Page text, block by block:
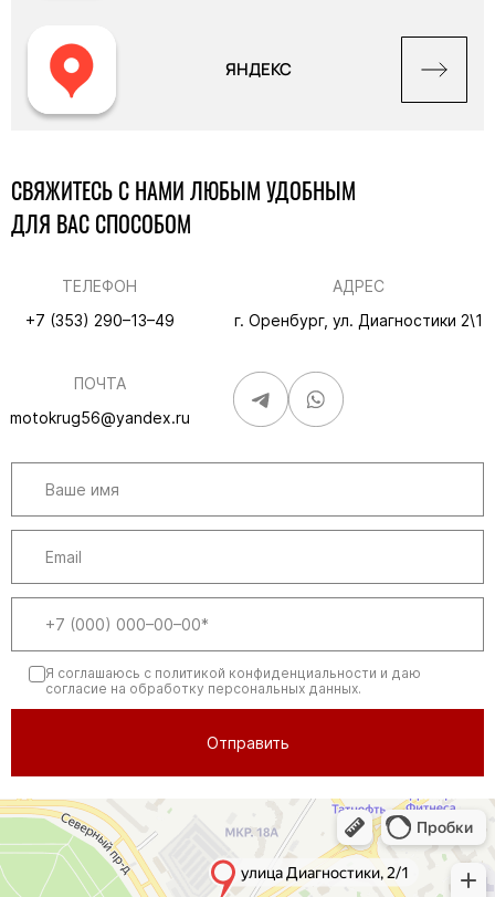
ЯНДЕКС
СВЯЖИТЕСЬ С НАМИ ЛЮБЫМ УДОБНЫМ
ДЛЯ ВАС СПОСОБОМ
ТЕЛЕФОН
+7 (353) 290–13–49
АДРЕС
г. Оренбург, ул. Диагностики 2\1
ПОЧТА
motokrug56@yandex.ru
Я соглашаюсь с политикой конфиденциальности и даю
согласие на обработку персональных данных.